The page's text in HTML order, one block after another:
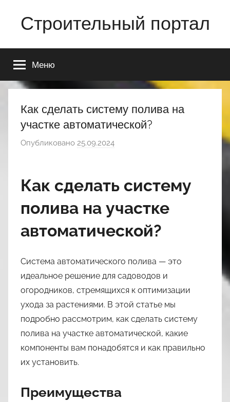
содержимому
Строительный портал
Меню
Как сделать систему полива на
участке автоматической?
Опубликовано 25.09.2024
о
n
s
l
i
l
3
9
Как сделать систему
полива на участке
автоматической?
Система автоматического полива — это
идеальное решение для садоводов и
огородников, стремящихся к оптимизации
ухода за растениями. В этой статье мы
подробно рассмотрим, как сделать систему
полива на участке автоматической, какие
компоненты вам понадобятся и как правильно
их установить.
Преимущества